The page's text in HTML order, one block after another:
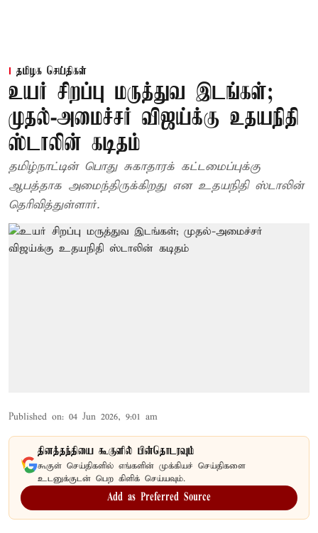
தமிழக செய்திகள்
உயர் சிறப்பு மருத்துவ இடங்கள்;
முதல்-அமைச்சர் விஜய்க்கு உதயநிதி
ஸ்டாலின் கடிதம்
தமிழ்நாட்டின் பொது சுகாதாரக் கட்டமைப்புக்கு
ஆபத்தாக அமைந்திருக்கிறது என உதயநிதி ஸ்டாலின்
தெரிவித்துள்ளார்.
Published on: 04 Jun 2026, 9:01 am
தினத்தந்தியை கூகுளில் பின்தொடரவும்
கூகுள் செய்திகளில் எங்களின் முக்கியச் செய்திகளை
உடனுக்குடன் பெற கிளிக் செய்யவும்.
Add as Preferred Source